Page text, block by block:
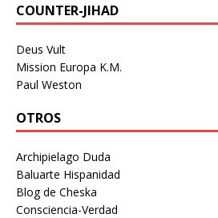
COUNTER-JIHAD
Deus Vult
Mission Europa K.M.
Paul Weston
OTROS
Archipielago Duda
Baluarte Hispanidad
Blog de Cheska
Consciencia-Verdad